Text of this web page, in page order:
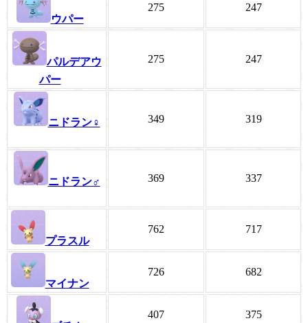
ウパー
275 247
パルデアウ
パー
275 247
ニドラン♀ 349 319
ニドラン♂ 369 337
プラスル
762 717
マイナン
726 682
407 375